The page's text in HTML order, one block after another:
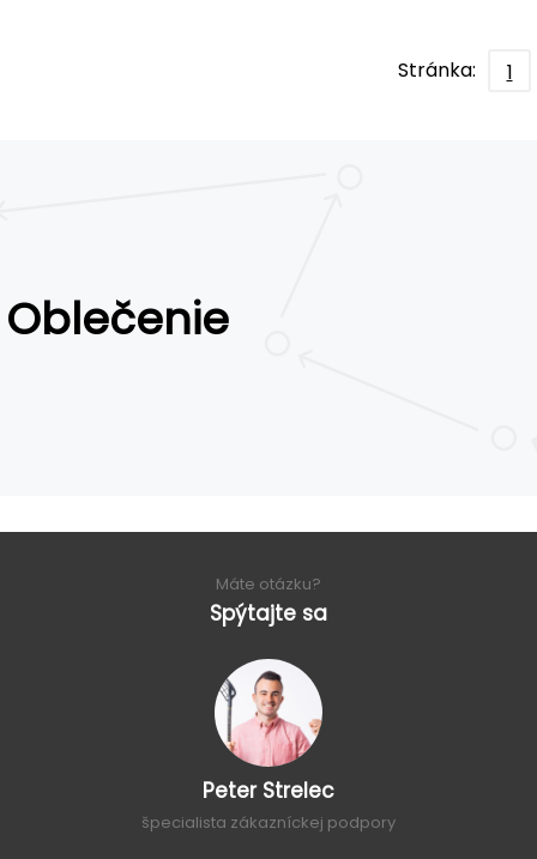
Stránka: 1
Oblečenie
Máte otázku?
Spýtajte sa
Peter Strelec
špecialista zákazníckej podpory